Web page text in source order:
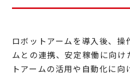
ロボットアームを導入後、操
ムとの連携、安定稼働に向け
トアームの活用や自動化に